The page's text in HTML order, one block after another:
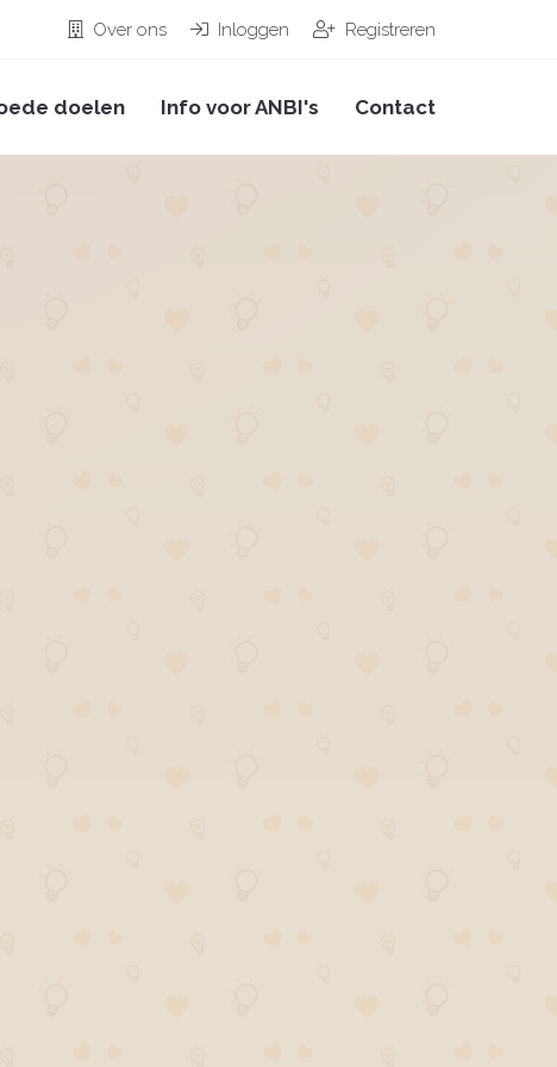
Over ons Inloggen Registreren
doelen Info voor ANBI's Contact